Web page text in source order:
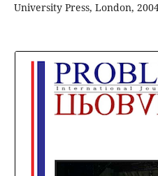
University Press, London,